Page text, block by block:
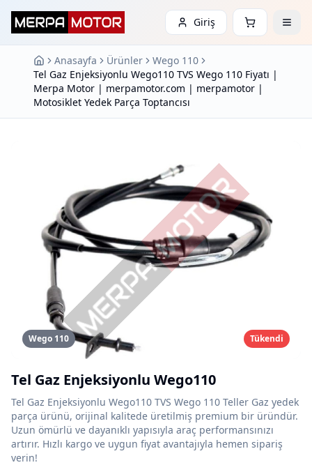
Giriş
Anasayfa Ürünler
Wego 110
Tel Gaz Enjeksiyonlu Wego110 TVS Wego 110 Fiyatı |
Merpa Motor | merpamotor.com | merpamotor |
Motosiklet Yedek Parça Toptancısı
Wego 110 Tükendi
Tel Gaz Enjeksiyonlu Wego110
Tel Gaz Enjeksiyonlu Wego110 TVS Wego 110 Teller Gaz yedek
parça ürünü, orijinal kalitede üretilmiş premium bir üründür.
Uzun ömürlü ve dayanıklı yapısıyla araç performansınızı
artırır. Hızlı kargo ve uygun fiyat avantajıyla hemen sipariş
verin!